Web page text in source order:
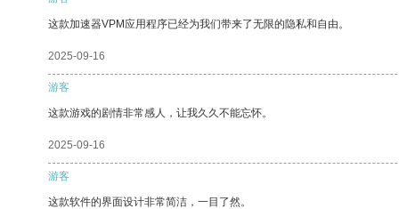
这款加速器VPM应用程序已经为我们带来了无限的隐私和自由。
2025-09-16
游客
这款游戏的剧情非常感人，让我久久不能忘怀。
2025-09-16
游客
这款软件的界面设计非常简洁，一目了然。